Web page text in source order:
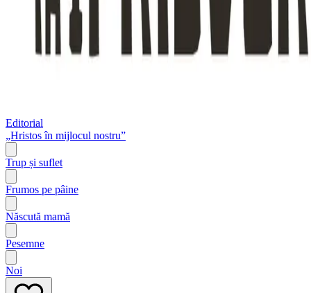
Editorial
„Hristos în mijlocul nostru”
Trup și suflet
Frumos pe pâine
Născută mamă
Pesemne
Noi